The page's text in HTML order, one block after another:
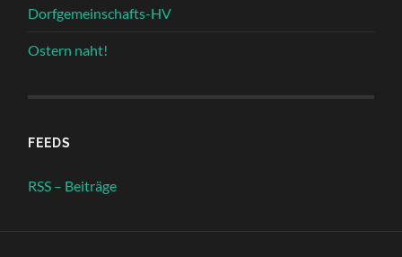
Dorfgemeinschafts-HV
Ostern naht!
FEEDS
RSS – Beiträge